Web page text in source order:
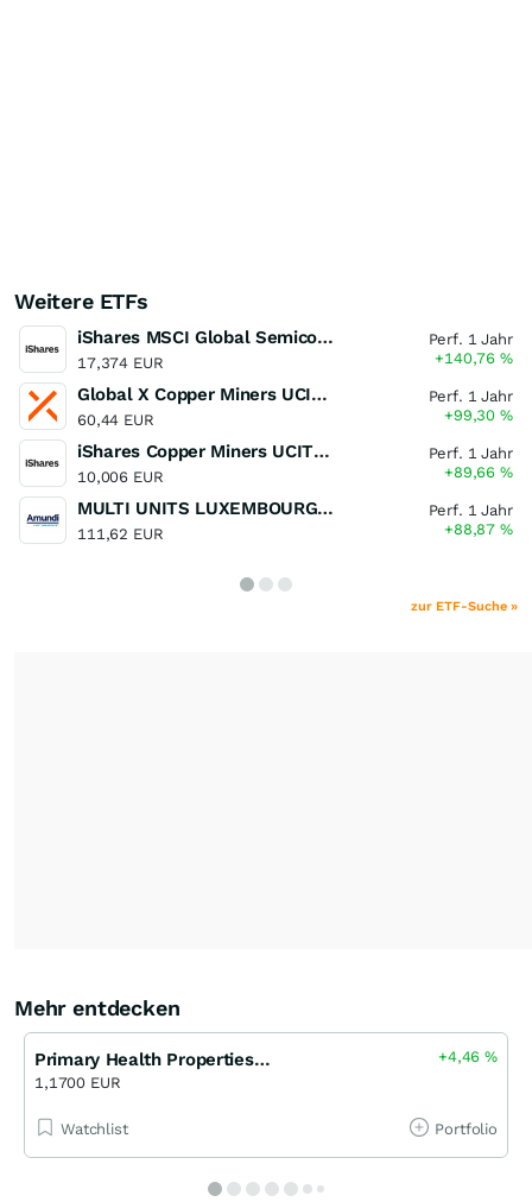
Weitere ETFs
iShares MSCI Global Semiconductors UCITS ETF USD (Acc)
17,374 EUR
Perf. 1 Jahr
+140,76%
Global X Copper Miners UCITS ETF USD Acc
60,44 EUR
Perf. 1 Jahr
+99,30%
iShares Copper Miners UCITS ETF
10,006 EUR
Perf. 1 Jahr
+89,66%
MULTI UNITS LUXEMBOURG - Lyxor MSCI Semiconductors ESG Filtered
111,62 EUR
Perf. 1 Jahr
+88,87%
zur ETF-Suche »
Mehr entdecken
Primary Health Properties R.E.I.T
1,1700 EUR
+4,46%
Watchlist Portfolio